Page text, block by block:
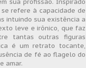
sua profissão. Inspirado
refere à capacidade de
intuindo sua existência a
leve e irônico, que faz
tantas outras figuras
é um retrato tocante,
de fé ao flagelo do
amar.